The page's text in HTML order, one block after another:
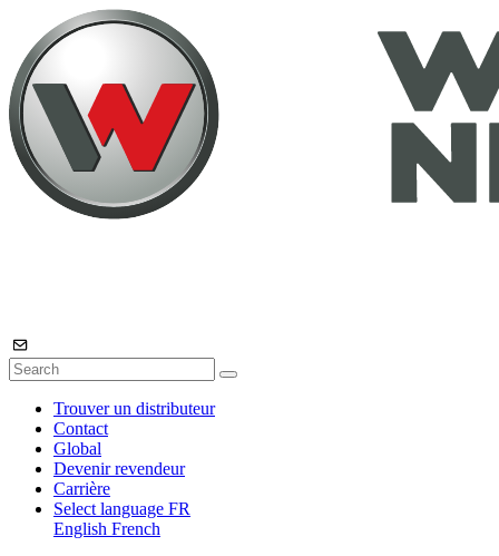
Trouver un distributeur
Contact
Global
Devenir revendeur
Carrière
Select language FR
English French